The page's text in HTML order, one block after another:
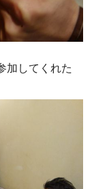
加してくれた